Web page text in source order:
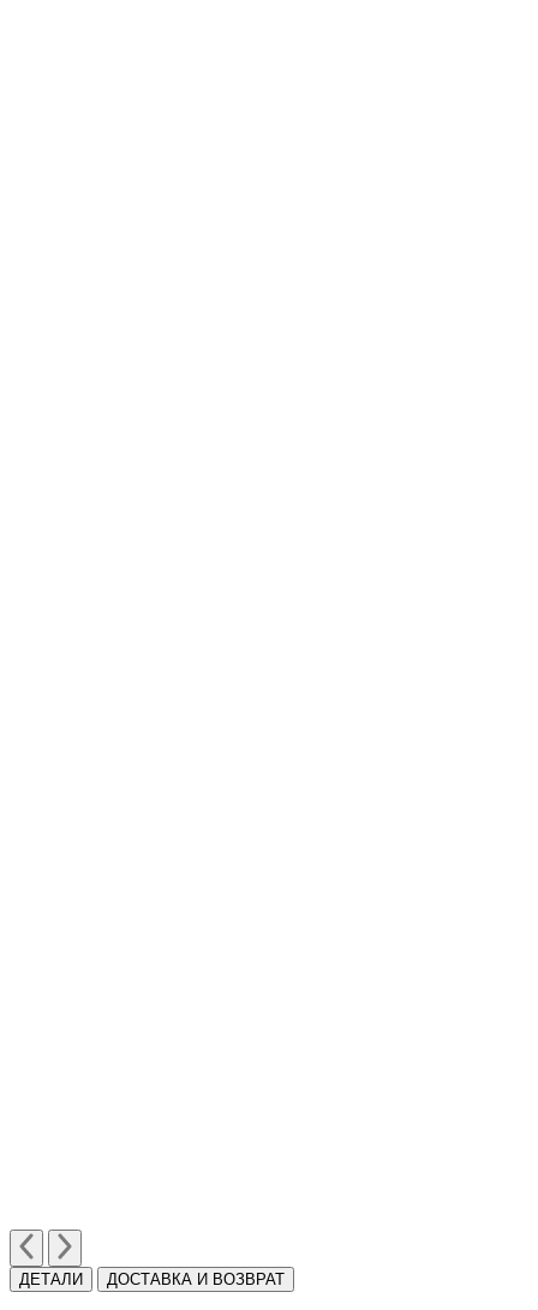
ДЕТАЛИ ДОСТАВКА И ВОЗВРАТ